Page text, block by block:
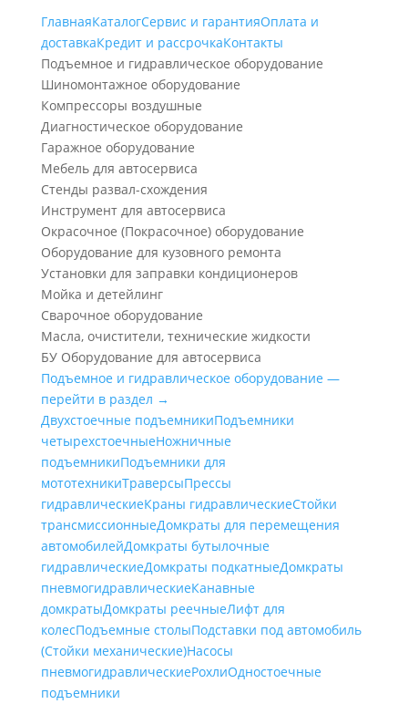
ГлавнаяКаталогСервис и гарантияОплата и
доставкаКредит и рассрочкаКонтакты
Подъемное и гидравлическое оборудование
Шиномонтажное оборудование
Компрессоры воздушные
Диагностическое оборудование
Гаражное оборудование
Мебель для автосервиса
Стенды развал-схождения
Инструмент для автосервиса
Окрасочное (Покрасочное) оборудование
Оборудование для кузовного ремонта
Установки для заправки кондиционеров
Мойка и детейлинг
Сварочное оборудование
Масла, очистители, технические жидкости
БУ Оборудование для автосервиса
Подъемное и гидравлическое оборудование —
перейти в раздел →
Двухстоечные подъемникиПодъемники
четырехстоечныеНожничные
подъемникиПодъемники для
мототехникиТраверсыПрессы
гидравлическиеКраны гидравлическиеСтойки
трансмиссионныеДомкраты для перемещения
автомобилейДомкраты бутылочные
гидравлическиеДомкраты подкатныеДомкраты
пневмогидравлическиеКанавные
домкратыДомкраты реечныеЛифт для
колесПодъемные столыПодставки под автомобиль
(Стойки механические)Насосы
пневмогидравлическиеРохлиОдностоечные
подъемники